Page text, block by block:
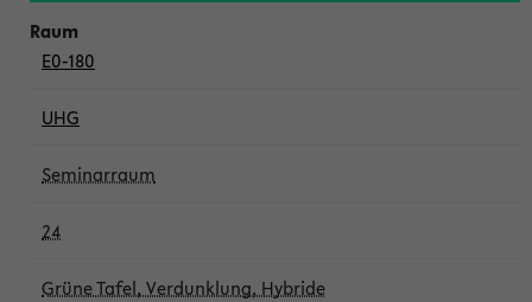
E0-180
UHG
Seminarraum
24
Grüne Tafel, Verdunklung, Hybride